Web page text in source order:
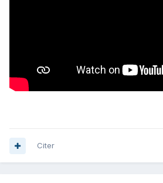
Citer